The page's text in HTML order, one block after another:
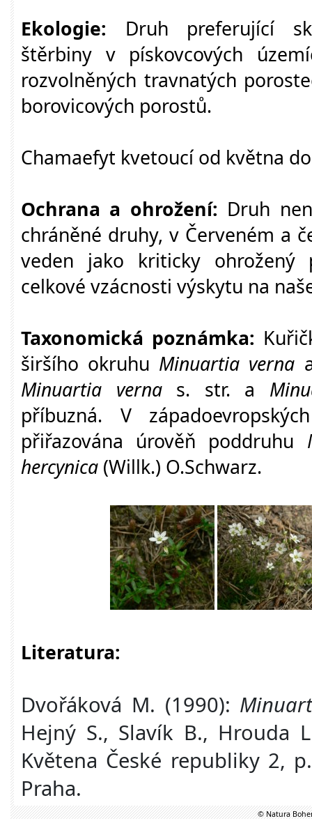
Ekologie: Druh preferující
štěrbiny v pískovcových
rozvolněných travnatých
borovicových porostů.
Chamaefyt kvetoucí od května
Ochrana a ohrožení: Druh
chráněné druhy, v Červeném a
veden jako kriticky ohrožený
celkové vzácnosti výskytu na
Taxonomická poznámka:
širšího okruhu Minuartia verna
Minuartia vernas. str. a
příbuzná. V
přiřazována úrověň poddruhu
hercynica (Willk.) O.Schwarz.
Literatura:
Dvořáková M. (1990):
Hejný S., Slavík B., Hrouda
Květena České republiky 2,
Praha.
© Natura